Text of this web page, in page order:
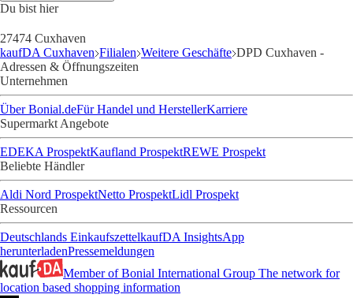
Du bist hier
27474 Cuxhaven
kaufDA Cuxhaven Filialen Weitere Geschäfte DPD Cuxhaven -
Adressen & Öffnungszeiten
Unternehmen
Über Bonial.deFür Handel und HerstellerKarriere
Supermarkt Angebote
EDEKA ProspektKaufland ProspektREWE Prospekt
Beliebte Händler
Aldi Nord ProspektNetto ProspektLidl Prospekt
Ressourcen
Deutschlands EinkaufszettelkaufDA InsightsApp
herunterladenPressemeldungen
Member of Bonial International Group The network for
location based shopping information